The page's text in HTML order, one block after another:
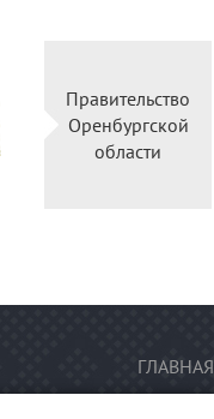
Правительство
Оренбургской
области
ГЛАВНАЯ